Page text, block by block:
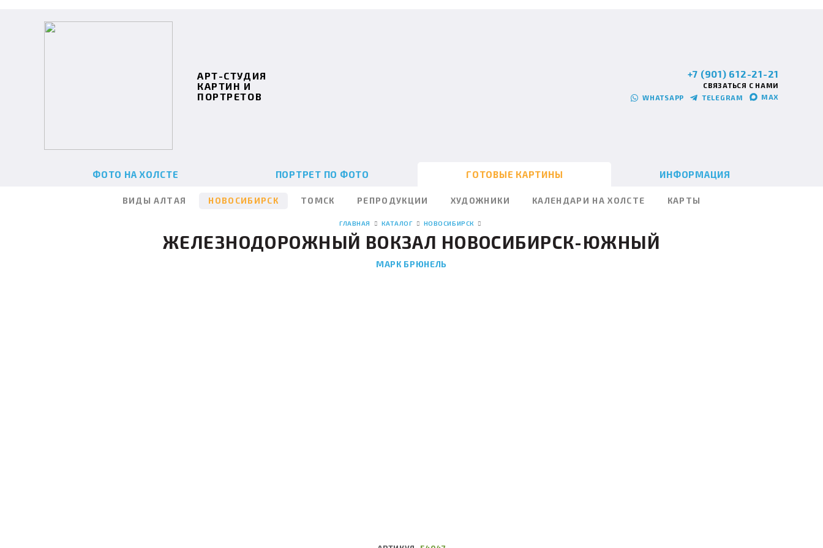
АРТ-СТУДИЯ
КАРТИН И
ПОРТРЕТОВ
+7 (901) 612-21-21
СВЯЗАТЬСЯ С НАМИ
WHATSAPP
TELEGRAM MAX
ФОТО НА ХОЛСТЕ ПОРТРЕТ ПО ФОТО ГОТОВЫЕ КАРТИНЫ ИНФОРМАЦИЯ
ВИДЫ АЛТАЯ НОВОСИБИРСК ТОМСК РЕПРОДУКЦИИ ХУДОЖНИКИ КАЛЕНДАРИ НА ХОЛСТЕ КАРТЫ
ГЛАВНАЯ КАТАЛОГ НОВОСИБИРСК
ЖЕЛЕЗНОДОРОЖНЫЙ ВОКЗАЛ НОВОСИБИРСК-ЮЖНЫЙ
МАРК БРЮНЕЛЬ